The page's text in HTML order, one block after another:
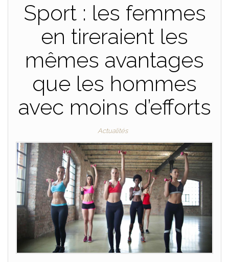
Sport : les femmes
en tireraient les
mêmes avantages
que les hommes
avec moins d’efforts
Actualités